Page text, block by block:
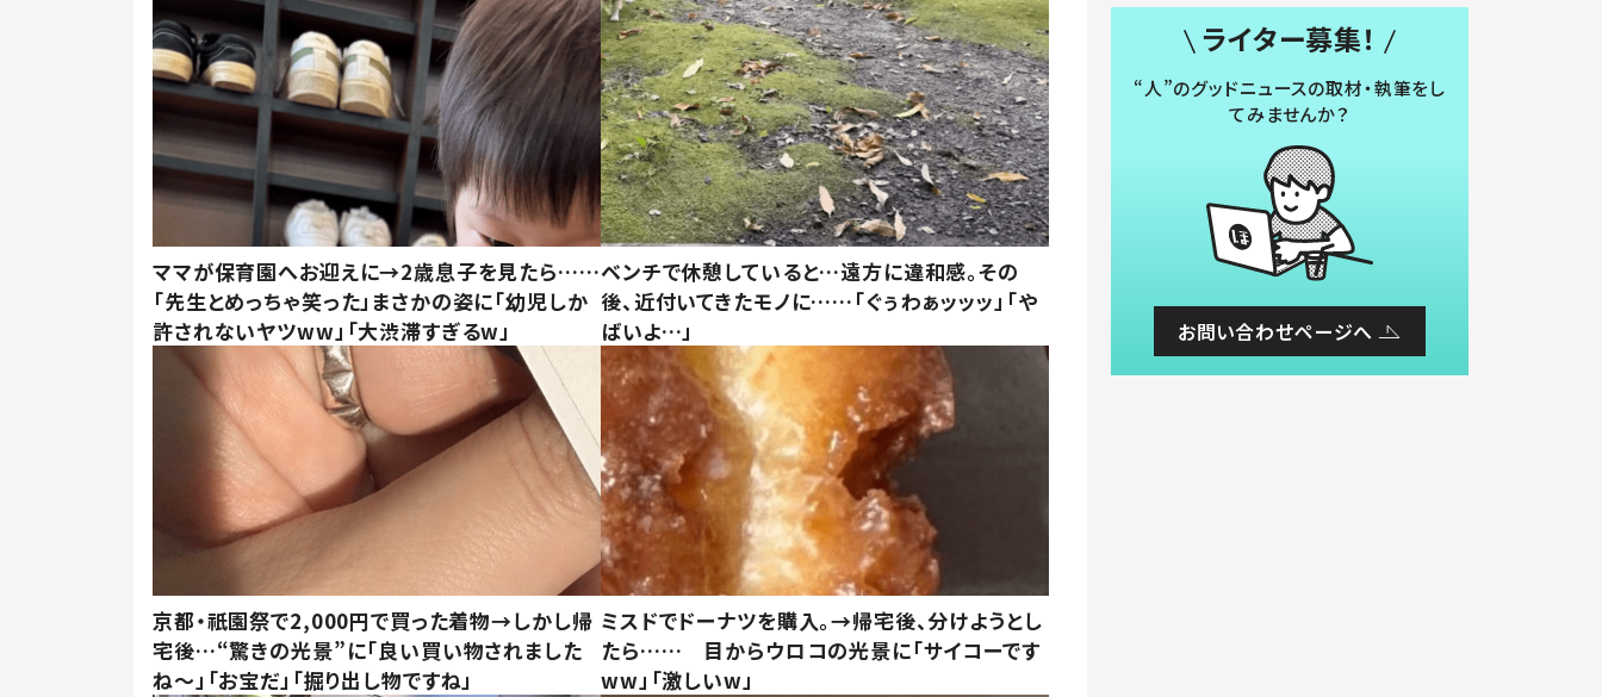
ママが保育園へお迎えに→2歳息子を見たら……
「先生とめっちゃ笑った」まさかの姿に「幼児しか
許されないヤツww」「大渋滞すぎるw」
ベンチで休憩していると…遠方に違和感。その
後、近付いてきたモノに……「ぐぅわぁッッッ」「や
ばいよ…」
京都・祇園祭で2,000円で買った着物→しかし帰
宅後…“驚きの光景”に「良い買い物されました
ね～」「お宝だ」「掘り出し物ですね」
ミスドでドーナツを購入。→帰宅後、分けようとし
たら…… 目からウロコの光景に「サイコーです
ww」「激しいw」
ライター募集！
“人”のグッドニュースの取材・執筆をし
てみませんか？
お問い合わせページへ